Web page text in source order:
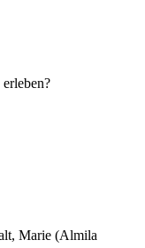
Marie (Almila